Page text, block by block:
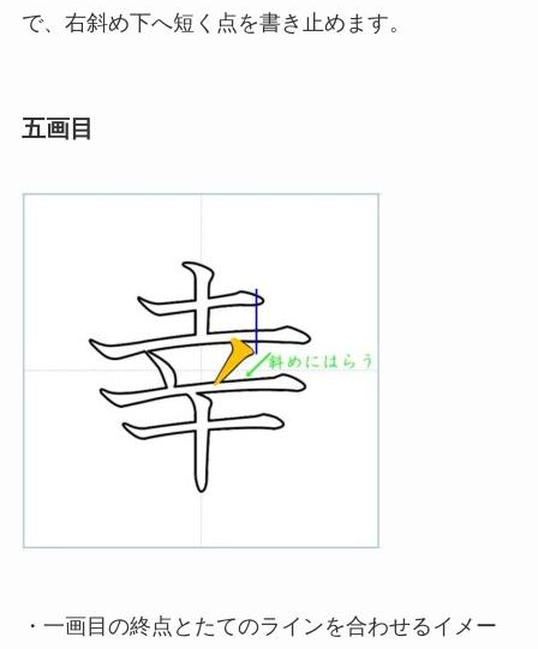
で、右斜め下へ短く点を書き止めます。
五画目
・一画目の終点とたてのラインを合わせるイメー